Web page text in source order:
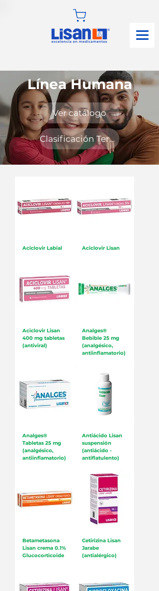
Línea Humana
Ver catálogo
Clasificación Terapéutica
Aciclovir Labial Aciclovir Lisan
Aciclovir Lisan
400 mg tabletas
(antiviral)
Analges®
Bebible 25 mg
(analgésico,
antiinflamatorio)
Analges®
Tabletas 25 mg
(analgésico,
antiinflamatorio)
Antiácido Lisan
suspensión
(antiácido -
antiflatulento)
Betametasona
Lisan crema 0.1%
Glucocorticoide
Cetirizina Lisan
Jarabe
(antialérgico)